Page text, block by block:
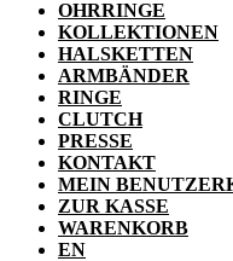
OHRRINGE
KOLLEKTIONEN
HALSKETTEN
ARMBÄNDER
RINGE
CLUTCH
PRESSE
KONTAKT
MEIN
ZUR KASSE
WARENKORB
EN